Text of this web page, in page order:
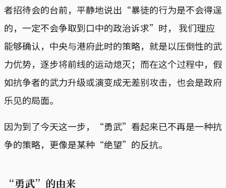
者招待会的台前，平静地说出“暴徒的行为是不会得逞
的，一定不会争取到口中的政治诉求”时， 我们理应
能够确认，中央与港府此时的策略，就是以压倒性的武
力优势，逐步将前线的运动熄灭；而在这个过程中，假
如抗争者的武力升级或演变成无差别攻击，也会是政府
乐见的局面。
因为到了今天这一步，“勇武”看起来已不再是一种抗
争的策略，更像是某种“绝望”的反抗。
“勇武”的由来